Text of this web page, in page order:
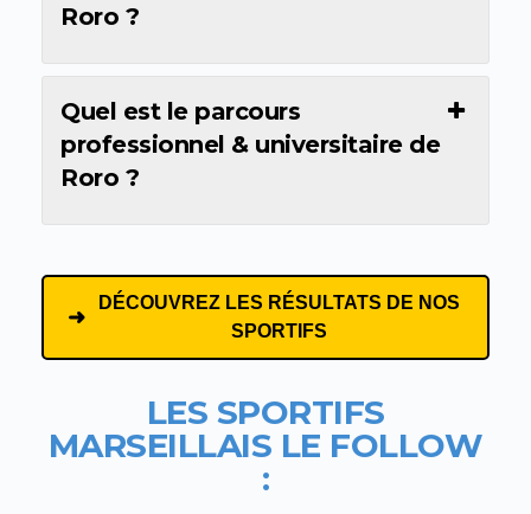
Roro ?
Quel est le parcours
professionnel & universitaire de
Roro ?
DÉCOUVREZ LES RÉSULTATS DE NOS
SPORTIFS
LES SPORTIFS
MARSEILLAIS LE FOLLOW
: